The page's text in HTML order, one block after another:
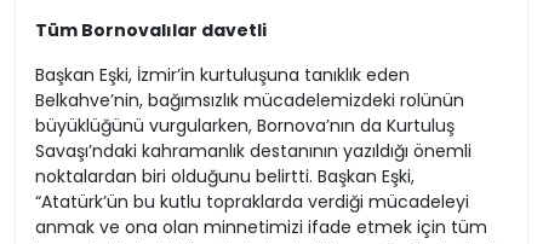
Tüm Bornovalılar davetli
Başkan Eşki, İzmir’in kurtuluşuna tanıklık eden
Belkahve’nin, bağımsızlık mücadelemizdeki rolünün
büyüklüğünü vurgularken, Bornova’nın da Kurtuluş
Savaşı’ndaki kahramanlık destanının yazıldığı önemli
noktalardan biri olduğunu belirtti. Başkan Eşki,
“Atatürk’ün bu kutlu topraklarda verdiği mücadeleyi
anmak ve ona olan minnetimizi ifade etmek için tüm